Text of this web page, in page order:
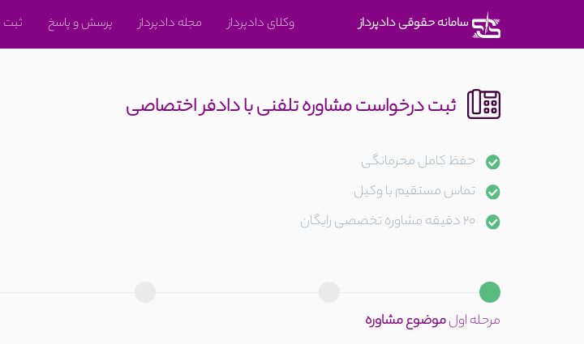
سامانه حقوقی دادپرداز وکلای دادپرداز مجله دادپرداز پرسش و پاسخ ثبت
ثبت درخواست مشاوره تلفنی با دادفر اختصاصی
حفظ کامل محرمانگی
تماس مستقیم با وکیل
مرحله اولموضوع مشاوره